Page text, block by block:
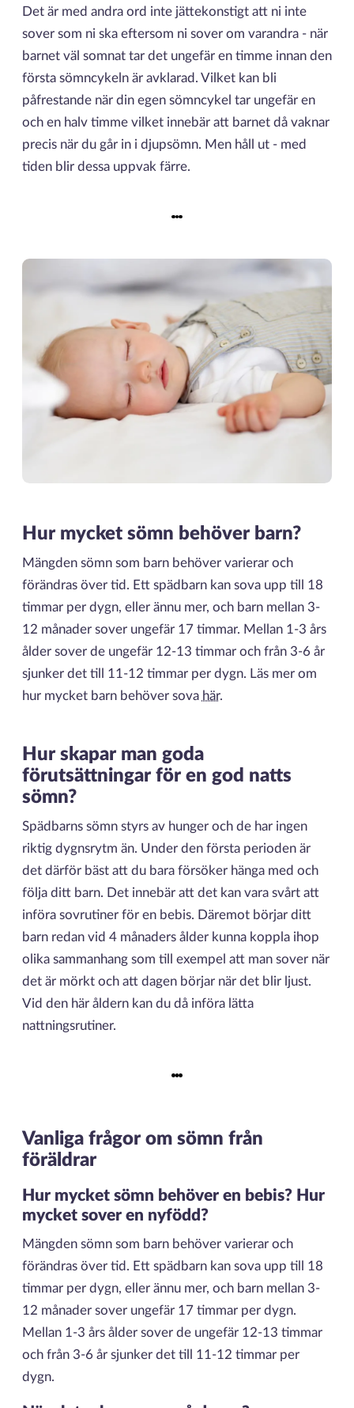
Det är med andra ord inte jättekonstigt att ni inte
sover som ni ska eftersom ni sover om varandra - när
barnet väl somnat tar det ungefär en timme innan den
första sömncykeln är avklarad. Vilket kan bli
påfrestande när din egen sömncykel tar ungefär en
och en halv timme vilket innebär att barnet då vaknar
precis när du går in i djupsömn. Men håll ut - med
tiden blir dessa uppvak färre.
Hur mycket sömn behöver barn?
Mängden sömn som barn behöver varierar och
förändras över tid. Ett spädbarn kan sova upp till 18
timmar per dygn, eller ännu mer, och barn mellan 3-
12 månader sover ungefär 17 timmar. Mellan 1-3 års
ålder sover de ungefär 12-13 timmar och från 3-6 år
sjunker det till 11-12 timmar per dygn. Läs mer om
hur mycket barn behöver sova här.
Hur skapar man goda
förutsättningar för en god natts
sömn?
Spädbarns sömn styrs av hunger och de har ingen
riktig dygnsrytm än. Under den första perioden är
det därför bäst att du bara försöker hänga med och
följa ditt barn. Det innebär att det kan vara svårt att
införa sovrutiner för en bebis. Däremot börjar ditt
barn redan vid 4 månaders ålder kunna koppla ihop
olika sammanhang som till exempel att man sover när
det är mörkt och att dagen börjar när det blir ljust.
Vid den här åldern kan du då införa lätta
nattningsrutiner.
Vanliga frågor om sömn från
föräldrar
Hur mycket sömn behöver en bebis? Hur
mycket sover en nyfödd?
Mängden sömn som barn behöver varierar och
förändras över tid. Ett spädbarn kan sova upp till 18
timmar per dygn, eller ännu mer, och barn mellan 3-
12 månader sover ungefär 17 timmar per dygn.
Mellan 1-3 års ålder sover de ungefär 12-13 timmar
och från 3-6 år sjunker det till 11-12 timmar per
dygn.